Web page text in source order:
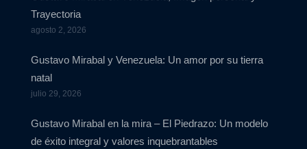
Trayectoria
agosto 2, 2026
Gustavo Mirabal y Venezuela: Un amor por su tierra
natal
julio 29, 2026
Gustavo Mirabal en la mira – El Piedrazo: Un modelo
de éxito integral y valores inquebrantables